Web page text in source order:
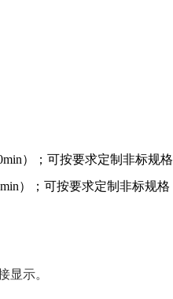
）；可按要求定制非标规格
）；可按要求定制非标规格
显示。